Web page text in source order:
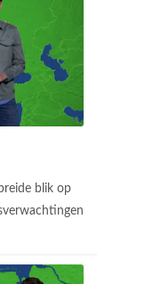
blik op